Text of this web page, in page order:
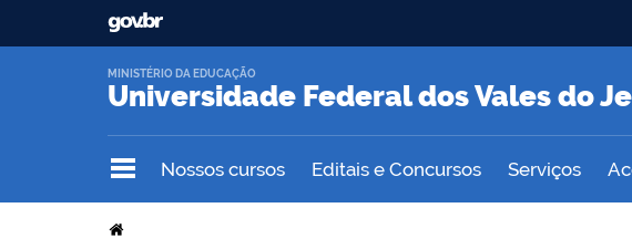
Universidade Federal dos Vales do
MINISTÉRIO DA EDUCAÇÃO
Nossos cursos Editais e Concursos Serviços